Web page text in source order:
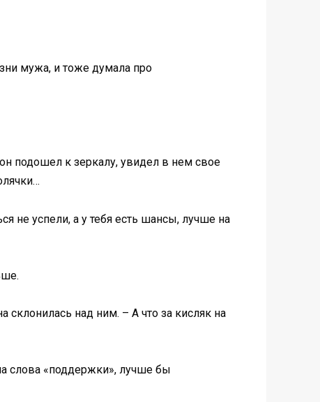
мужа, и тоже думала про
подошел к зеркалу, увидел в нем свое
не успели, а у тебя есть шансы, лучше на
склонилась над ним. – А что за кисляк на
слова «поддержки», лучше бы